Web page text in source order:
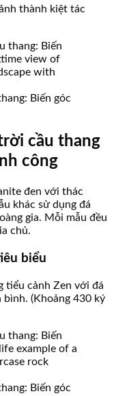
thành kiệt tác
Biến góc
cầu thang
công
đen với thác
khác sử dụng đá
gia. Mỗi mẫu đều
chủ.
biểu
tiểu cảnh Zen với đá
bình. (Khoảng 430 ký
Biến góc